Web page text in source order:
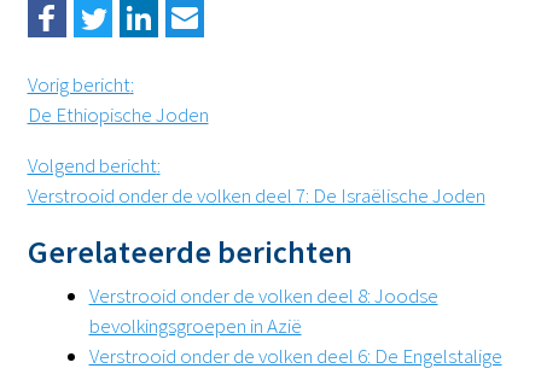
Vorig bericht:
De Ethiopische Joden
Volgend bericht:
Verstrooid onder de volken deel 7: De Israëlische Joden
Gerelateerde berichten
Verstrooid onder de volken deel 8: Joodse
bevolkingsgroepen in Azië
Verstrooid onder de volken deel 6: De Engelstalige